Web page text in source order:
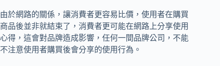
由於網路的關係，讓消費者更容易比價，使用者在購買
商品後並非就結束了，消費者更可能在網路上分享使用
心得，這會對品牌造成影響，任何一間品牌公司，不能
不注意使用者購買後會分享的使用行為。